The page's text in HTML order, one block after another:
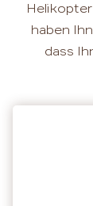
haben
dass